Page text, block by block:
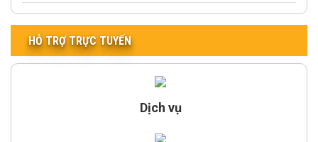
HỖ TRỢ TRỰC TUYẾN
Dịch vụ